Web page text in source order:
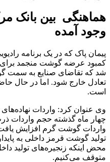
هماهنگی بین بانک
وجود آمده
پیمان پاک که در یک برنامه
کمبود عرضه گوشت منجمد
شد که تقاضای صنایع به سمت
تعادل خارج شود. اما در حال
است.
وی عنوان کرد: واردات
چهار ماه گذشته حجم واردات
واردات گوشت گرم افزایش یافت
تولید گوشت قرمز داخلی به
محض اینکه زنجیره‌های تولید
متوقف می‌کنیم.